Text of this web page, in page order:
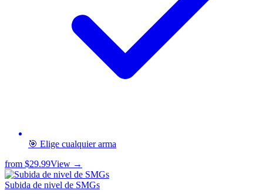
🎯 Elige cualquier arma
from $29.99View →
Subida de nivel de SMGs